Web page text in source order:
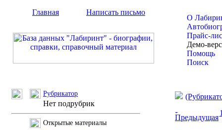
Главная Написать письмо
О
Прайс-
Демо-
Помощь
Поиск
Рубрикатор
Нет подрубрик
Открытые материалы
Предыдущая